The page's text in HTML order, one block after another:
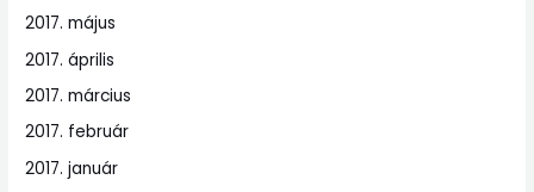
2017. május
2017. április
2017. március
2017. február
2017. január